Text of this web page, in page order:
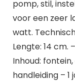
pomp, stil,
voor een zeer
watt.
Lengte: 14 cm.
Inhoud:
handleiding – 1